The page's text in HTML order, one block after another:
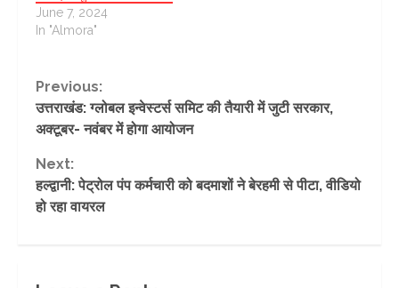
June 7, 2024
In "Almora"
Continue
Reading
Previous:
उत्तराखंड: ग्लोबल इन्वेस्टर्स समिट की तैयारी में जुटी सरकार,
अक्टूबर- नवंबर में होगा आयोजन
Next:
हल्द्वानी: पेट्रोल पंप कर्मचारी को बदमाशों ने बेरहमी से पीटा, वीडियो
हो रहा वायरल